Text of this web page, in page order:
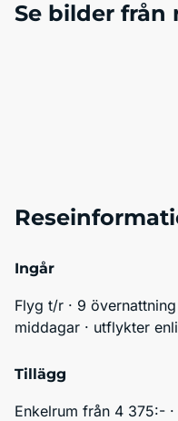
Se bilder från
Ingår
Flyg t/r · 9
middagar · utflykter
Tillägg
Enkelrum från 4 375:-